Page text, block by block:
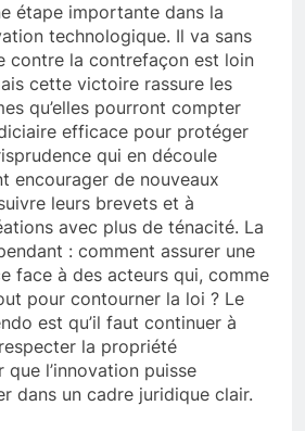
étape importante dans la
technologique. Il va sans
contre la contrefaçon est loin
cette victoire rassure les
qu’elles pourront compter
efficace pour protéger
qui en découle
encourager de nouveaux
leurs brevets et à
avec plus de ténacité. La
: comment assurer une
face à des acteurs qui, comme
pour contourner la loi ? Le
est qu’il faut continuer à
la propriété
l’innovation puisse
dans un cadre juridique clair.